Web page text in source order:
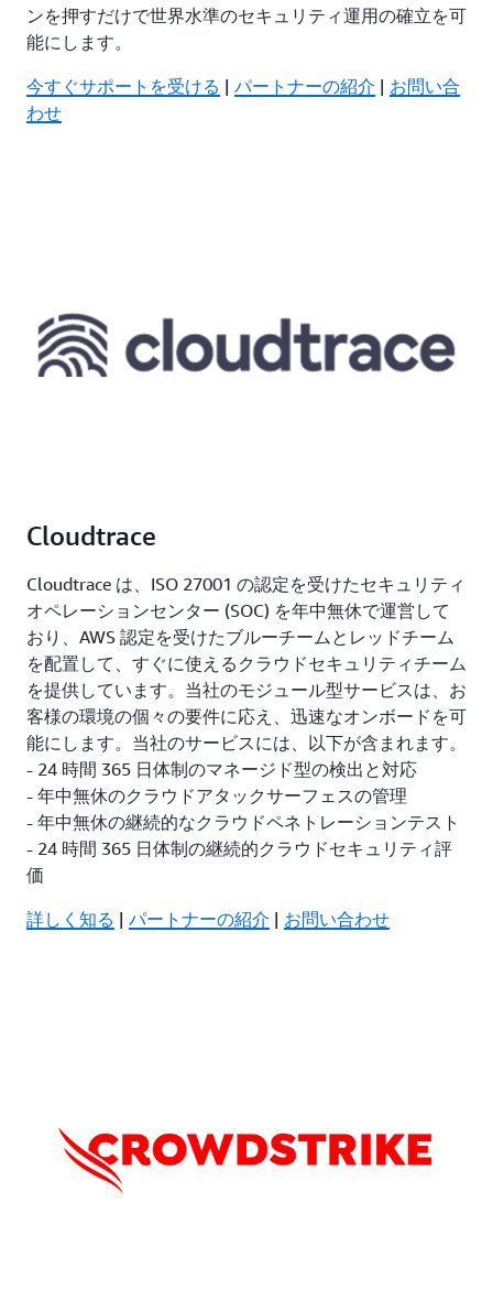
ンを押すだけで世界水準のセキュリティ運用の確立を可
能にします。
今すぐサポートを受ける | パートナーの紹介 | お問い合
わせ
Cloudtrace
Cloudtrace は、ISO 27001 の認定を受けたセキュリティ
オペレーションセンター (SOC) を年中無休で運営して
おり、AWS 認定を受けたブルーチームとレッドチーム
を配置して、すぐに使えるクラウドセキュリティチーム
を提供しています。当社のモジュール型サービスは、お
客様の環境の個々の要件に応え、迅速なオンボードを可
能にします。当社のサービスには、以下が含まれます。
- 24 時間 365 日体制のマネージド型の検出と対応
- 年中無休のクラウドアタックサーフェスの管理
- 年中無休の継続的なクラウドペネトレーションテスト
- 24 時間 365 日体制の継続的クラウドセキュリティ評
価
詳しく知る | パートナーの紹介 | お問い合わせ